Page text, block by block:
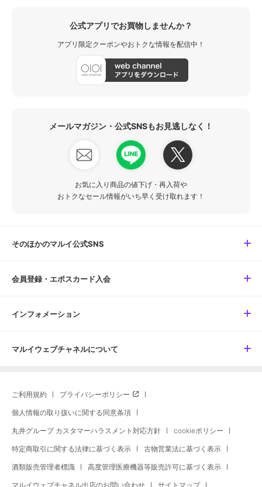
公式アプリでお買物しませんか？
アプリ限定クーポンやおトクな情報を配信中！
メールマガジン・公式SNSもお見逃しなく！
お気に入り商品の値下げ・再入荷や
おトクなセール情報がいち早く受け取れます！
そのほかのマルイ公式SNS
会員登録・エポスカード入会
インフォメーション
マルイウェブチャネルについて
ご利用規約 プライバシーポリシー
個人情報の取り扱いに関する同意条項
丸井グループ カスタマーハラスメント対応方針 cookieポリシー
特定商取引に関する法律に基づく表示 古物営業法に基づく表示
酒類販売管理者標識 高度管理医療機器等販売許可に基づく表示
マルイウェブチャネル出店のお問い合わせ サイトマップ